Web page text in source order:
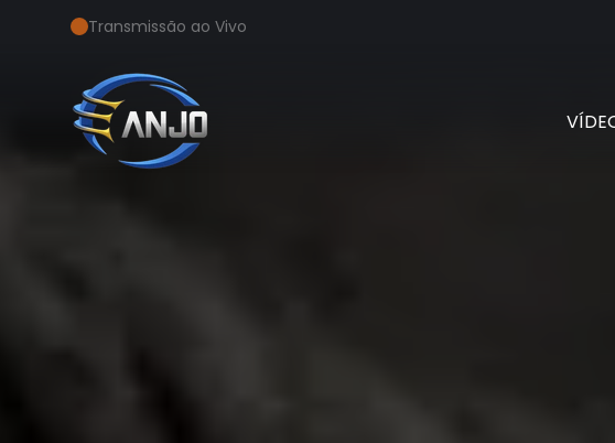
Transmissão ao Vivo